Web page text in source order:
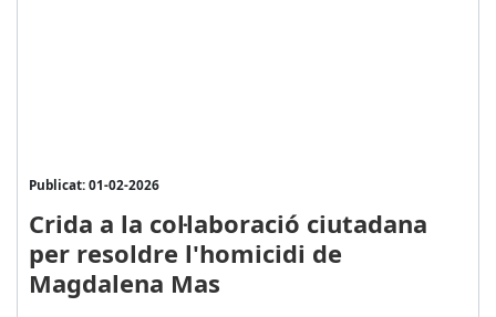
Publicat: 01-02-2026
Crida a la col·laboració ciutadana
per resoldre l'homicidi de
Magdalena Mas